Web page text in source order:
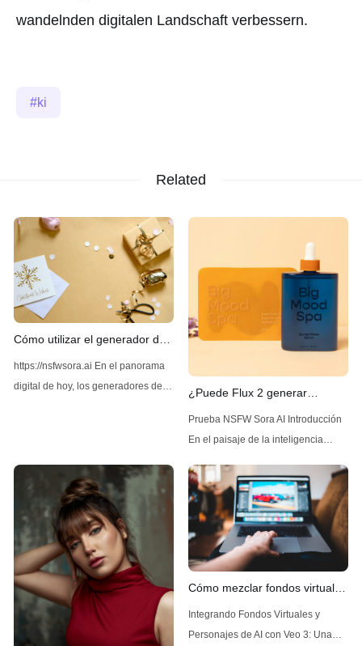
wandelnden digitalen Landschaft verbessern.
ki
Related
Cómo utilizar el generador de
imágenes Z-Image AI sin
restricciones
https://nsfwsora.ai En el panorama
digital de hoy, los generadores de
alta calidad y diversas. Entre las
soluciones líderes disponibles se
encuentra Z-Image AI, una
herramienta que se destaca por su
¿Puede Flux 2 generar
contenido NSFW sin
restricciones?
Prueba NSFW Sora AI Introducción
En el paisaje de la inteligencia
rápidamente, un modelo ha estado
generando interés por sus
avanzadas capacidades de
generación de imágenes: Flux 2,
desarrollado por Black Forest Labs.
Flux 2, el sucesor de Flux AI, ha
por su
Cómo mezclar fondos virtuales
y personajes de IA en Veo 3.
Integrando Fondos Virtuales y
Personajes de AI con Veo 3: Una